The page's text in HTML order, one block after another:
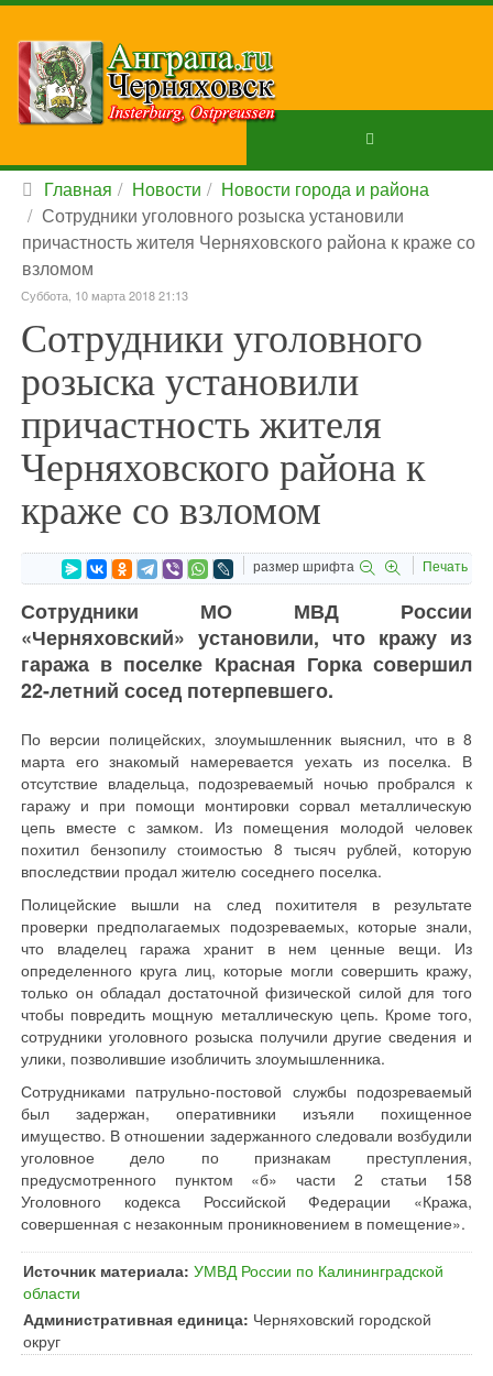
Главная Новости
Новости города и района
Сотрудники уголовного розыска установили
причастность жителя Черняховского района к краже со
взломом
Суббота, 10 марта 2018 21:13
Сотрудники уголовного
розыска установили
причастность жителя
Черняховского района к
краже со взломом
размер шрифта Печать
Сотрудники МО МВД России
«Черняховский» установили, что кражу из
гаража в поселке Красная Горка совершил
22-летний сосед потерпевшего.
По версии полицейских, злоумышленник выяснил, что в 8
марта его знакомый намеревается уехать из поселка. В
отсутствие владельца, подозреваемый ночью пробрался к
гаражу и при помощи монтировки сорвал металлическую
цепь вместе с замком. Из помещения молодой человек
похитил бензопилу стоимостью 8 тысяч рублей, которую
впоследствии продал жителю соседнего поселка.
Полицейские вышли на след похитителя в результате
проверки предполагаемых подозреваемых, которые знали,
что владелец гаража хранит в нем ценные вещи. Из
определенного круга лиц, которые могли совершить кражу,
только он обладал достаточной физической силой для того
чтобы повредить мощную металлическую цепь. Кроме того,
сотрудники уголовного розыска получили другие сведения и
улики, позволившие изобличить злоумышленника.
Сотрудниками патрульно-постовой службы подозреваемый
был задержан, оперативники изъяли похищенное
имущество. В отношении задержанного следовали возбудили
уголовное дело по признакам преступления,
предусмотренного пунктом «б» части 2 статьи 158
Уголовного кодекса Российской Федерации «Кража,
совершенная с незаконным проникновением в помещение».
Источник материала: УМВД России по Калининградской
области
Административная единица: Черняховский городской
округ